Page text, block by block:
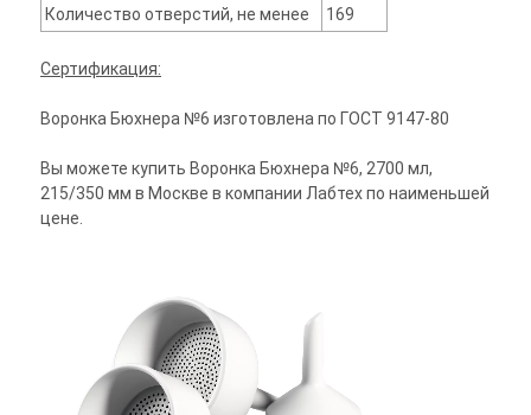
Количество отверстий, не менее
169
Сертификация:
Воронка Бюхнера №6 изготовлена по ГОСТ 9147-80
Вы можете купить Воронка Бюхнера №6, 2700 мл,
215/350 мм в Москве в компании Лабтех по наименьшей
цене.